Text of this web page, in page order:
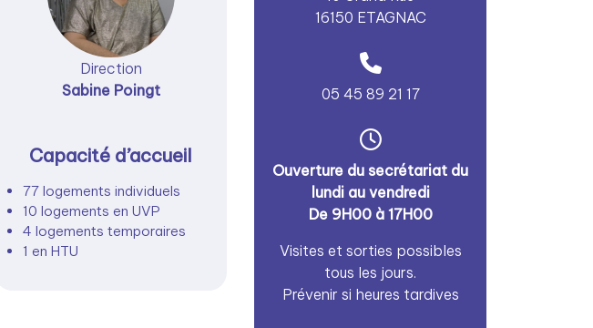
Direction
Sabine Poingt
Capacité d’accueil
77 logements individuels
10 logements en UVP
4 logements temporaires
1 en HTU
16150 ETAGNAC
05 45 89 21 17
Ouverture du secrétariat du
lundi au vendredi
De 9H00 à 17H00
Visites et sorties possibles
tous les jours.
Prévenir si heures tardives